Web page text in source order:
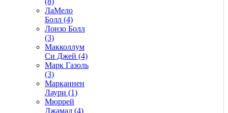
ЛаМело
Болл (4)
Лонзо Болл
(3)
Макколлум
Си Джей (4)
Марк Газоль
(3)
Марканнен
Лаури (1)
Мюррей
Джамал (4)